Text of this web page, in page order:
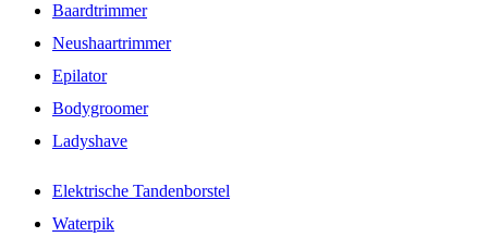
Baardtrimmer
Neushaartrimmer
Epilator
Bodygroomer
Ladyshave
Elektrische Tandenborstel
Waterpik